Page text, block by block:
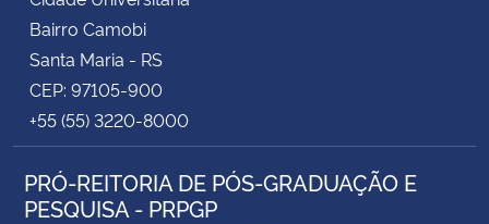
Bairro Camobi
Santa Maria - RS
CEP: 97105-900
+55 (55) 3220-8000
PRÓ-REITORIA DE PÓS-GRADUAÇÃO E
PESQUISA - PRPGP